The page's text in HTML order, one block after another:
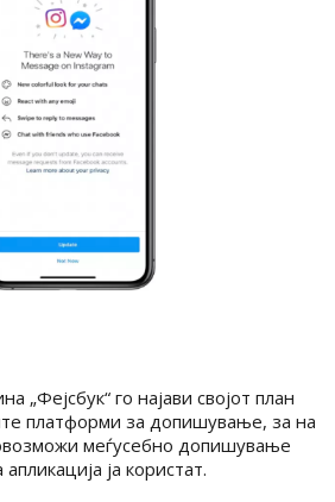
„Фејсбук“ го најави својот план
платформи за допишување, за на
меѓусебно допишување
ја користат.